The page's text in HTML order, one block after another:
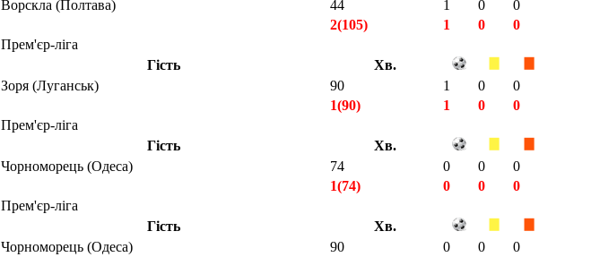
Ворскла (Полтава) 44 1 0
0
2(105) 1 0
0
Прем'єр-ліга
Гість
Хв.
Зоря (Луганськ) 90 1 0
0
1(90) 1 0
0
Прем'єр-ліга
Гість
Хв.
Чорноморець (Одеса) 74 0 0
0
1(74) 0 0
0
Прем'єр-ліга
Гість
Хв.
Чорноморець (Одеса) 90 0 0
0